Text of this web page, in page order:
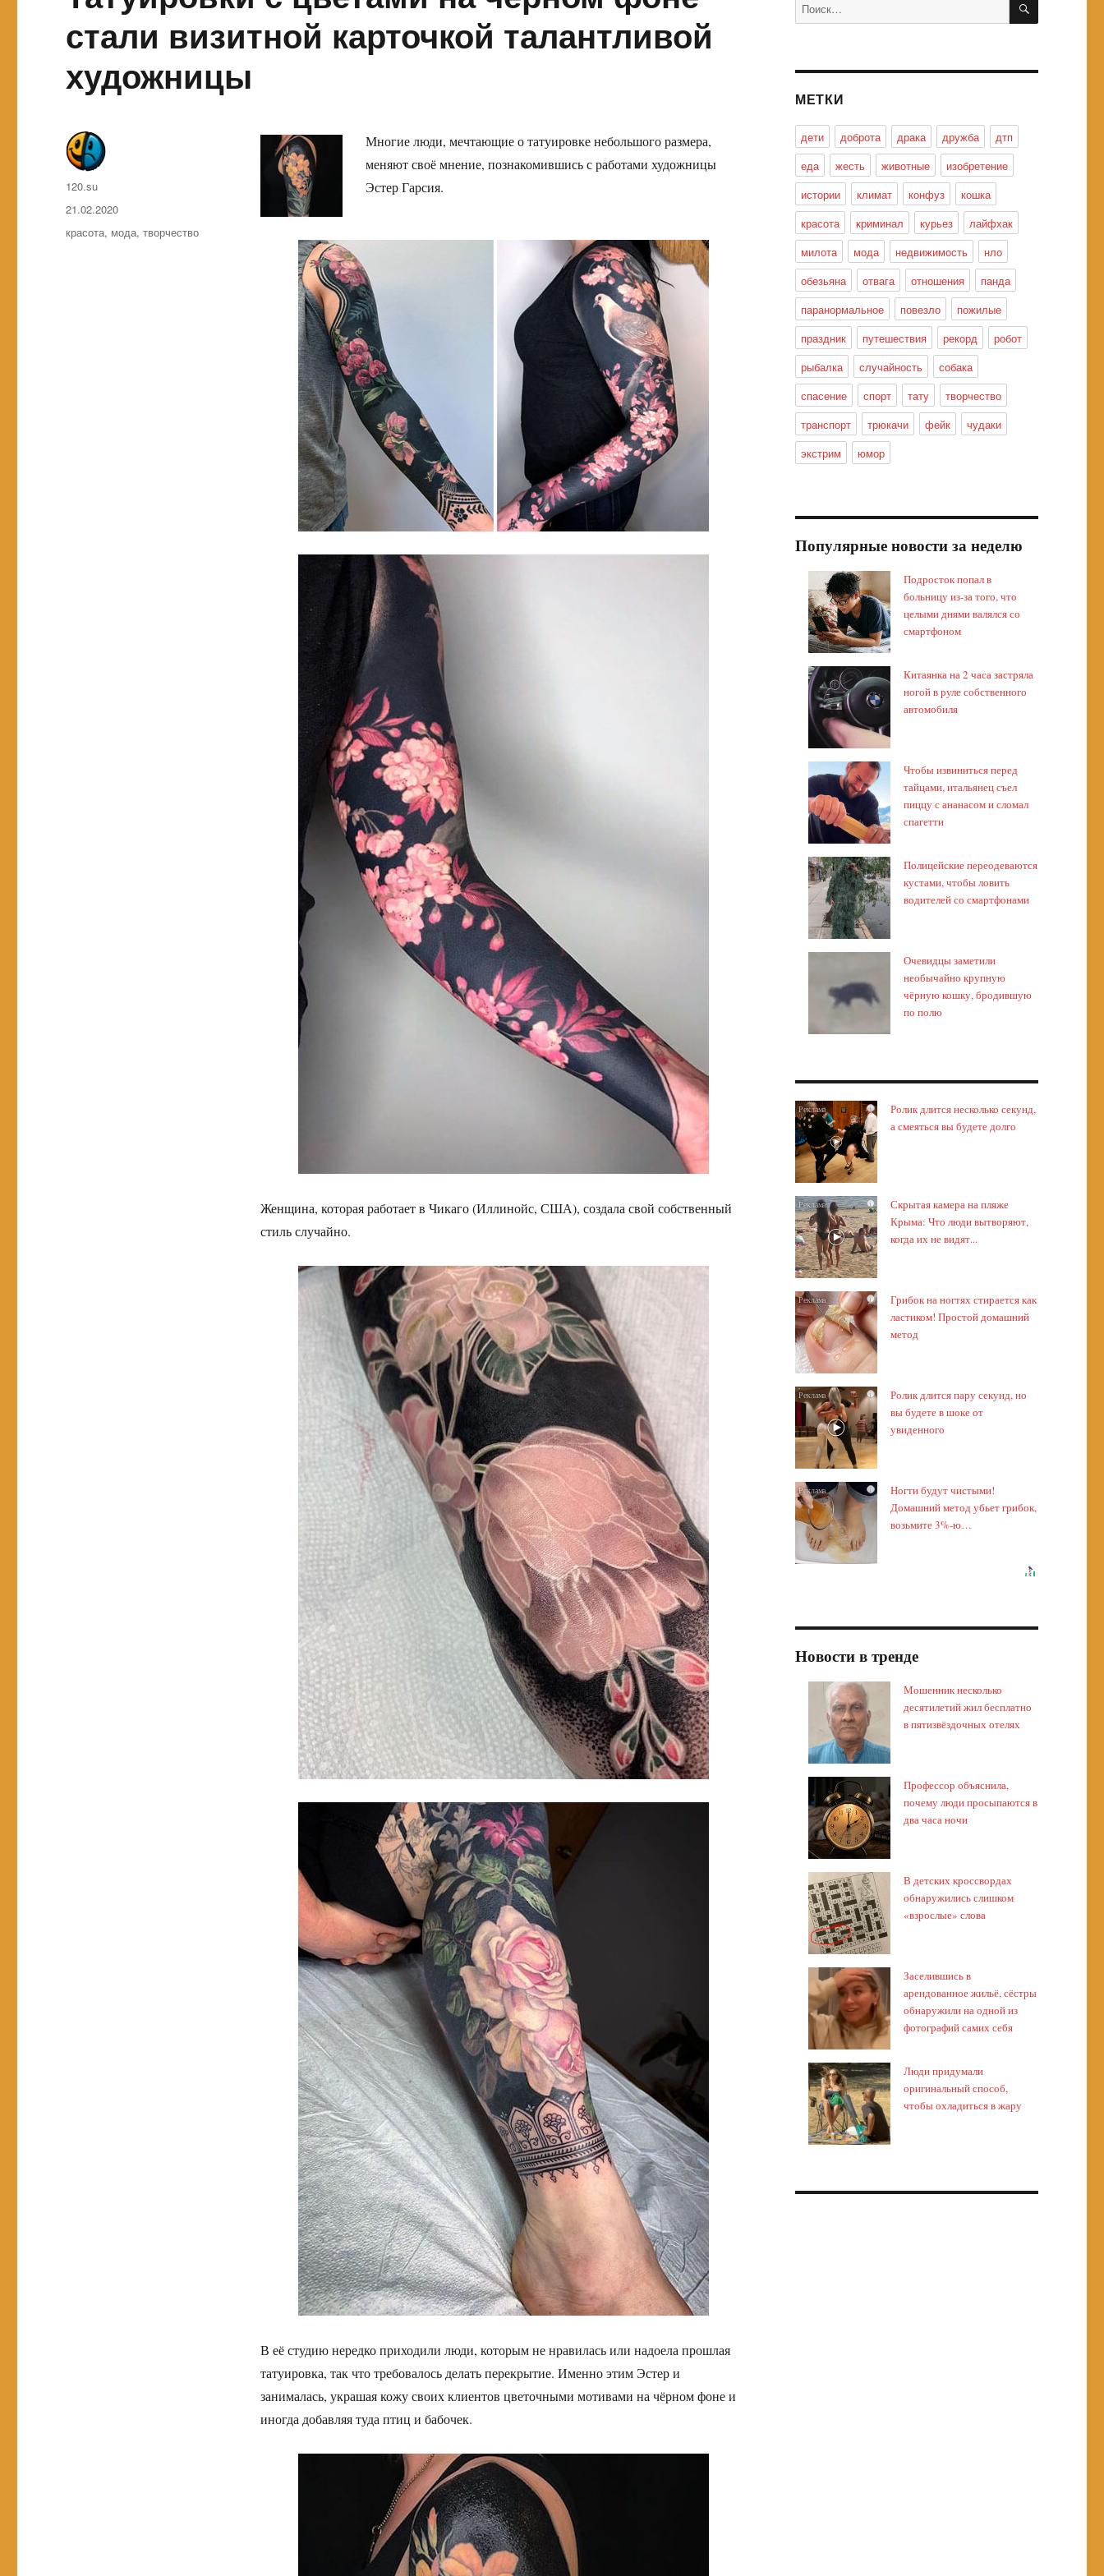
стали визитной карточкой талантливой
художницы
Многие люди, мечтающие о татуировке небольшого размера,
меняют своё мнение, познакомившись с работами художницы
Эстер Гарсия.
Женщина, которая работает в Чикаго (Иллинойс, США), создала свой собственный
стиль случайно.
В её студию нередко приходили люди, которым не нравилась или надоела прошлая
татуировка, так что требовалось делать перекрытие. Именно этим Эстер и
занималась, украшая кожу своих клиентов цветочными мотивами на чёрном фоне и
иногда добавляя туда птиц и бабочек.
Автор
120.su
Опубликовано
21.02.2020
Метки
красота, мода,творчество
МЕТКИ
дети доброта драка дружба
дтп
еда
жесть животные
изобретение
истории
климат конфуз
кошка
красота
криминал курьез
лайфхак
милота
мода недвижимость
нло
обезьяна
отвага отношения
панда
паранормальное
повезло
пожилые
праздник
путешествия рекорд
робот
рыбалка
случайность
собака
спасение
спорт тату
творчество
транспорт
трюкачи фейк
чудаки
экстрим
юмор
Популярные новости за неделю
Подросток попал в
больницу из-за того, что
целыми днями валялся со
смартфоном
Китаянка на 2 часа застряла
ногой в руле собственного
автомобиля
Чтобы извиниться перед
тайцами, итальянец съел
пиццу с ананасом и сломал
спагетти
Полицейские переодеваются
кустами, чтобы ловить
водителей со смартфонами
Очевидцы заметили
необычайно крупную
чёрную кошку, бродившую
по полю
i
Ролик длится несколько секунд,
а смеяться вы будете долго
i
Скрытая камера на пляже
Крыма: Что люди вытворяют,
когда их не видят...
i
Грибок на ногтях стирается как
ластиком! Простой домашний
метод
i
Ролик длится пару секунд, но
вы будете в шоке от
увиденного
i
Ногти будут чистыми!
Домашний метод убьет грибок,
возьмите 3%-ю…
Новости в тренде
Мошенник несколько
десятилетий жил бесплатно
в пятизвёздочных отелях
Профессор объяснила,
почему люди просыпаются в
два часа ночи
В детских кроссвордах
обнаружились слишком
«взрослые» слова
Заселившись в
арендованное жильё, сёстры
обнаружили на одной из
фотографий самих себя
Люди придумали
оригинальный способ,
чтобы охладиться в жару